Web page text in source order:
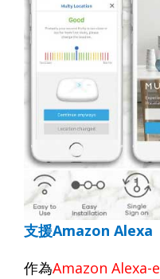
支援Amazon Alexa
作為Amazon Alexa-